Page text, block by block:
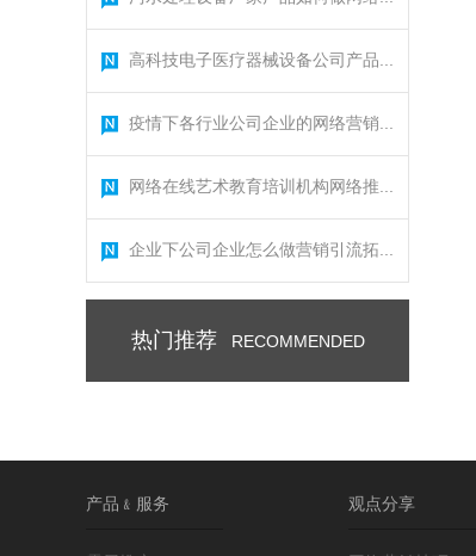
高科技电子医疗器械设备公司产品...
疫情下各行业公司企业的网络营销...
网络在线艺术教育培训机构网络推...
企业下公司企业怎么做营销引流拓...
热门推荐 RECOMMENDED
产品﹠服务 观点分享